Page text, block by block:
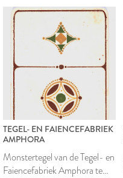
TEGEL- EN FAIENCEFABRIEK
AMPHORA
Monstertegel van de Tegel- en
Faiencefabriek Amphora te